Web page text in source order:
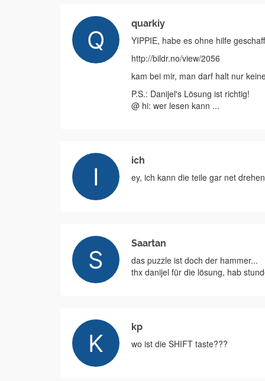
quarkiy
YIPPIE, habe es ohne hilfe
http://bildr.no/view/2056
kam bei mir, man darf halt nur
P.S.: Danijel's Lösung ist richtig!
@ hi: wer lesen kann ...
ich
ey, ich kann die teile gar net
Saartan
das puzzle ist doch der hammer...
thx danijel für die lösung, hab
kp
wo ist die SHIFT taste???